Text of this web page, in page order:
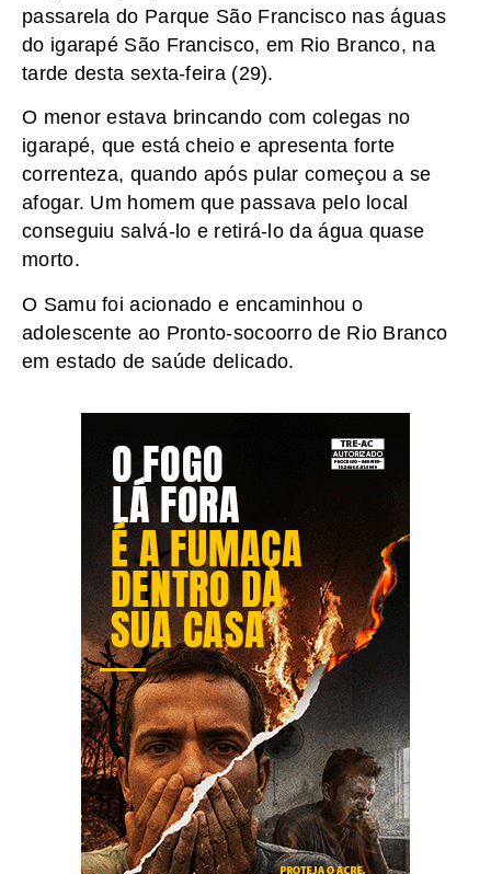
passarela do Parque São Francisco nas águas
do igarapé São Francisco, em Rio Branco, na
tarde desta sexta-feira (29).
O menor estava brincando com colegas no
igarapé, que está cheio e apresenta forte
correnteza, quando após pular começou a se
afogar. Um homem que passava pelo local
conseguiu salvá-lo e retirá-lo da água quase
morto.
O Samu foi acionado e encaminhou o
adolescente ao Pronto-socoorro de Rio Branco
em estado de saúde delicado.